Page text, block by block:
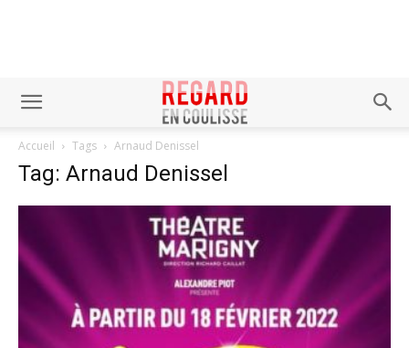
Accueil Tags Arnaud Denissel
Tag: Arnaud Denissel